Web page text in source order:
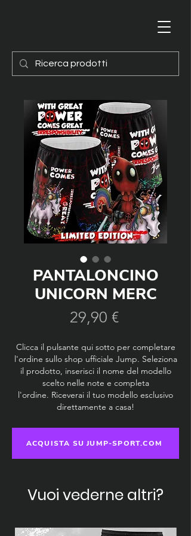
PANTALONCINO
UNICORN MERC
29,90 €Prezzo
Clicca il pulsante qui sotto per completare
l'ordine sullo shop ufficiale Jump. Seleziona
il prodotto, inserisci il nome del modello
scelto nelle note e completa
l'ordine. Riceverai il tuo modello esclusivo
direttamente a casa!
ACQUISTA SU JUMP-SPORT.COM
Vuoi vederne altri?